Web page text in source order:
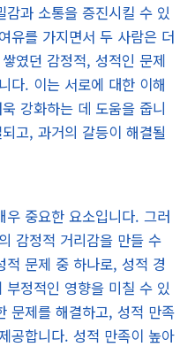
과 소통을 증진시킬 수 있
유를 가지면서 두 사람은 더
였던 감정적, 성적인 문제
다. 이는 서로에 대한 이해
강화하는 데 도움을 줍니
고, 과거의 갈등이 해결될
중요한 요소입니다. 그러
감정적 거리감을 만들 수
적 문제 중 하나로, 성적 경
정적인 영향을 미칠 수 있
문제를 해결하고, 성적 만족
공합니다. 성적 만족이 높아